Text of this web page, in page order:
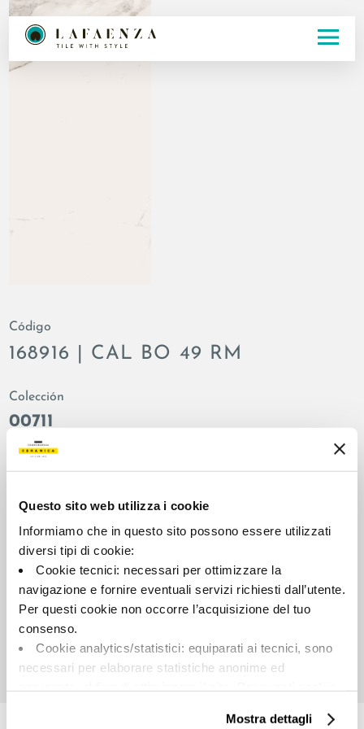
Questo sito web utilizza i cookie
Informiamo che in questo sito possono essere utilizzati
diversi tipi di cookie:
Cookie tecnici: necessari per ottimizzare la
navigazione e fornire eventuali servizi richiesti dall’utente.
Per questi cookie non occorre l’acquisizione del tuo
consenso.
Cookie analytics/statistici: equiparati ai tecnici, sono
necessari per elaborare statistiche anonime ed
Cookie di profilazione/marketing: sono utilizzati, solo
Mostra dettagli
Código
168916 | CAL BO 49 RM
Colección
00711
Color:
Blanco
Fondo
Formato:
45.0x90.0
matt
opaco
Destonalización:
Unidad de medida:
MQ